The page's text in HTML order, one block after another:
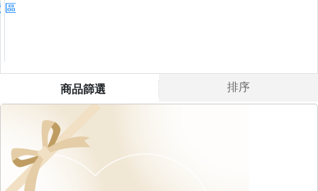
區
商品篩選 排序